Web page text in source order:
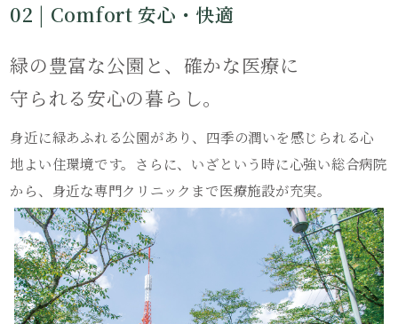
02 | Comfort 安心・快適
緑の豊富な公園と、確かな医療に
守られる安心の暮らし。
身近に緑あふれる公園があり、四季の潤いを感じられる心
地よい住環境です。さらに、いざという時に心強い総合病院
から、身近な専門クリニックまで医療施設が充実。